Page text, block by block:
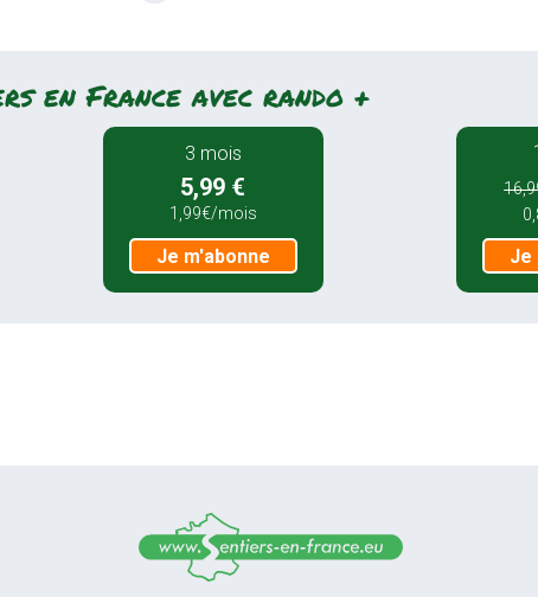
en France avec rando +
3 mois
5,99 €
1,99€/mois
Je m'abonne Je